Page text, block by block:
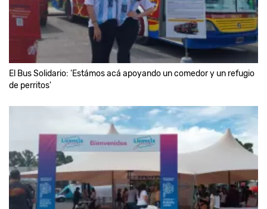
El Bus Solidario: 'Estámos acá apoyando un comedor y un refugio
de perritos'